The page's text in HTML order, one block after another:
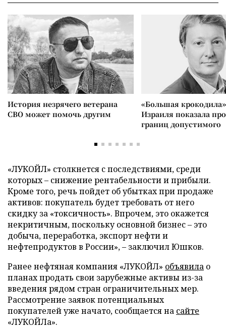
История незрячего ветерана
СВО может помочь другим
«Большая
Израиля показала
границ допустимого
«ЛУКОЙЛ» столкнется с последствиями, среди
которых – снижение рентабельности и прибыли.
Кроме того, речь пойдет об убытках при продаже
активов: покупатель будет требовать от него
скидку за «токсичность». Впрочем, это окажется
некритичным, поскольку основной бизнес – это
добыча, переработка, экспорт нефти и
нефтепродуктов в России», – заключил Юшков.
Ранее нефтяная компания «ЛУКОЙЛ» объявила о
планах продать свои зарубежные активы из-за
введения рядом стран ограничительных мер.
Рассмотрение заявок потенциальных
покупателей уже начато, сообщается на сайте
«ЛУКОЙЛа».